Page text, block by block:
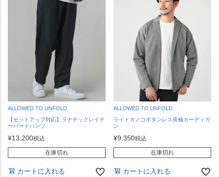
ALLOWED TO UNFOLD
【セットアップ対応】ラナテックレイテ
ーパードパンツ
¥13,200税込
在庫切れ
カートに入れる
ALLOWED TO UNFOLD
ライトカノコボタンレス長袖カーディガ
ン
¥9,350税込
在庫切れ
カートに入れる